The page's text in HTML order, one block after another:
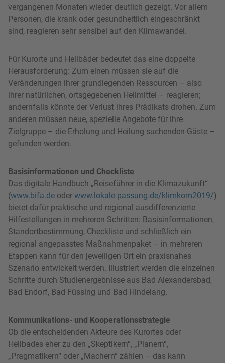
vergangenen Monaten wieder deutlich gezeigt. Vor allem
Personen, die krank oder gesundheitlich eingeschränkt
sind, reagieren sehr sensibel auf den Klimawandel.
Für Kurorte und Heilbäder bedeutet das eine doppelte
Herausforderung: Zum einen müssen sie auf die
Veränderungen ihrer grundlegenden Ressourcen – also
ihrer natürlichen, ortsgegebenen Heilmittel – reagieren;
andernfalls könnte der Verlust ihres Prädikats drohen. Zum
anderen müssen neue, spezielle Angebote für ihre
Zielgruppe – die Erholung und Heilung suchenden Gäste –
gefunden werden.
Basisinformationen und Checkliste
Das digitale Handbuch „Reiseführer in die Klimazukunft“
(www.bifa.de oder www.lokale-passung.de/klimkom2019/)
bietet dafür praktische und regional ausdifferenzierte
Hilfestellungen in mehreren Schritten: Basisinformationen,
Standortbestimmung, Checkliste und schließlich ein
regional angepasstes Maßnahmenpaket – in mehreren
Etappen kann für den jeweiligen Ort ein praxisnahes
Szenario entwickelt werden. Illustriert werden die einzelnen
Schritte durch Studienergebnisse aus Bad Alexandersbad,
Bad Endorf, Bad Füssing und Bad Hindelang.
Kommunikations- und Kooperationsstrategie
Ob die entscheidenden Akteure des Kurortes oder
Heilbades eher zu den „Skeptikern“, „Planern“,
„Pragmatikern“ oder „Machern“ zählen – das kann